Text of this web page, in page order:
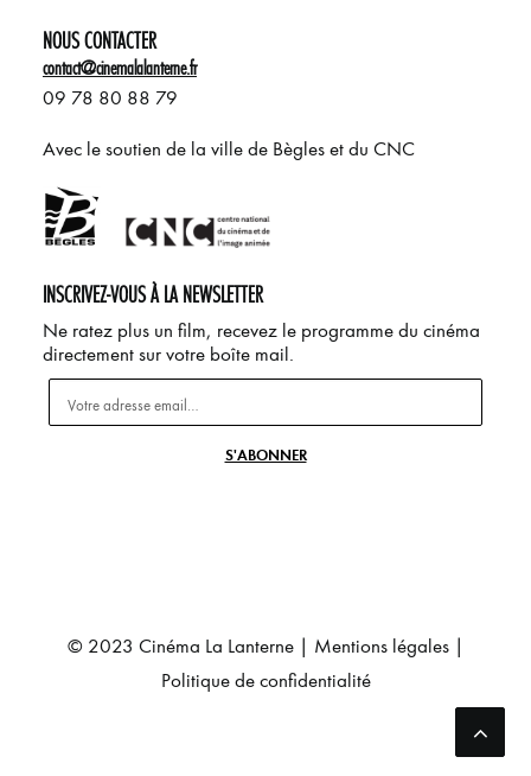
NOUS CONTACTER
contact@cinemalalanterne.fr
09 78 80 88 79
Avec le soutien de la ville de Bègles et du CNC
INSCRIVEZ-VOUS À LA NEWSLETTER
Ne ratez plus un film, recevez le programme du cinéma
directement sur votre boîte mail.
© 2023 Cinéma La Lanterne | Mentions légales|
Politique de confidentialité